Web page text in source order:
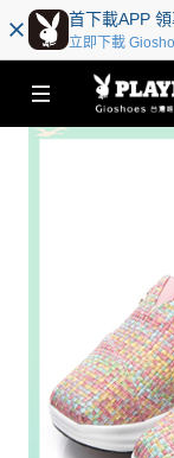
首下載APP
立即下載